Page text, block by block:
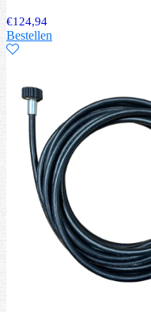
€124,94
Bestellen